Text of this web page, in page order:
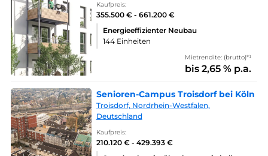
Kaufpreis:
355.500 € - 661.200 €
Energieeffizienter Neubau
144 Einheiten
Mietrendite: (brutto)*¹
bis 2,65 % p.a.
Senioren-Campus Troisdorf bei Köln
Troisdorf, Nordrhein-Westfalen,
Deutschland
Kaufpreis:
210.120 € - 429.393 €